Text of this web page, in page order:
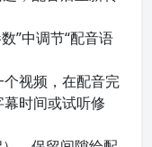
”中调节“配音语
个视频，在配音完
时间或试听修